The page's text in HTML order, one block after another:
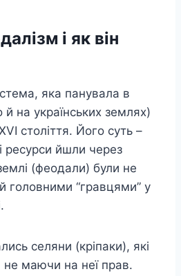
і як він
яка панувала в
й на українських землях)
століття. Його суть –
ресурси йшли через
(феодали) були не
головними “гравцями” у
селяни (кріпаки), які
маючи на неї прав.